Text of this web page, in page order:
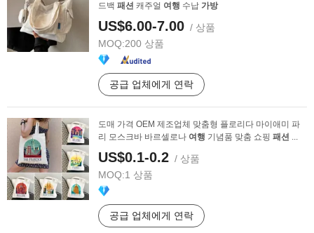
드백 패션 캐주얼 여행 수납 가방
US$6.00-7.00 / 상품
MOQ:200 상품
공급 업체에게 연락
도매 가격 OEM 제조업체 맞춤형 플로리다 마이애미 파
리 모스크바 바르셀로나 여행 기념품 맞춤 쇼핑 패션 ...
US$0.1-0.2 / 상품
MOQ:1 상품
공급 업체에게 연락